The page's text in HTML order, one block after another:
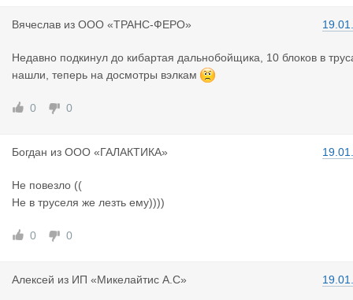
Вячеслав из ООО «ТРАНС-ФЕРО»
Недавно подкинул до кибартая дальнобойщика, 10 блоков в
нашли, теперь на досмотры вэлкам
0 0
Богдан из ООО «ГАЛАКТИКА»
Не повезло ((
Не в труселя же лезть ему))))
0 0
Алексей из ИП «Микелайтис А.С»